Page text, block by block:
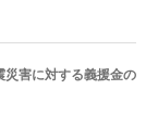
災害に対する義援金の